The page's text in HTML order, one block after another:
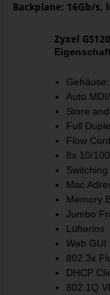
Backplane: 16Gb/s,
Zyxel
Auto
Store
Full
Flow
8x 10/
Mac
Memory
Jumbo
Lüfterlos
Web GUI
802.3x
DHCP
802.1Q